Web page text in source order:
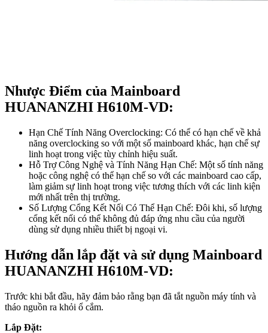
Nhược Điểm của Mainboard
HUANANZHI H610M-VD:
Hạn Chế Tính Năng Overclocking: Có thể có hạn chế về khả
năng overclocking so với một số mainboard khác, hạn chế sự
linh hoạt trong việc tùy chỉnh hiệu suất.
Hỗ Trợ Công Nghệ và Tính Năng Hạn Chế: Một số tính năng
hoặc công nghệ có thể hạn chế so với các mainboard cao cấp,
làm giảm sự linh hoạt trong việc tương thích với các linh kiện
mới nhất trên thị trường.
Số Lượng Cổng Kết Nối Có Thể Hạn Chế: Đôi khi, số lượng
cổng kết nối có thể không đủ đáp ứng nhu cầu của người
dùng sử dụng nhiều thiết bị ngoại vi.
Hướng dẫn lắp đặt và sử dụng Mainboard
HUANANZHI H610M-VD:
Trước khi bắt đầu, hãy đảm bảo rằng bạn đã tắt nguồn máy tính và
tháo nguồn ra khỏi ổ cắm.
Lắp Đặt: